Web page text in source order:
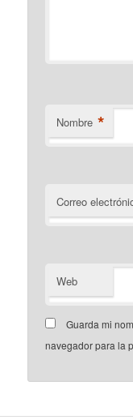
Nombre *
Correo
Web
Guarda mi
navegador para la